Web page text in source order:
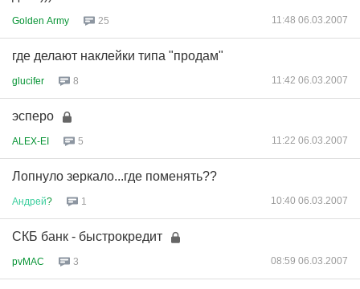
Golden Army 25 11:48 06.03.2007
где делают наклейки типа "продам"
glucifer 8 11:42 06.03.2007
эсперо
ALEX-EI 5 11:22 06.03.2007
Лопнуло зеркало...где поменять??
Андрей? 1 10:40 06.03.2007
СКБ банк - быстрокредит
pvMAC 3 08:59 06.03.2007